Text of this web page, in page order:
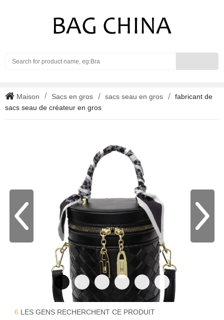
Maison Sacs en gros sacs seau en gros
fabricant de
sacs seau de créateur en gros
6 LES GENS RECHERCHENT CE PRODUIT